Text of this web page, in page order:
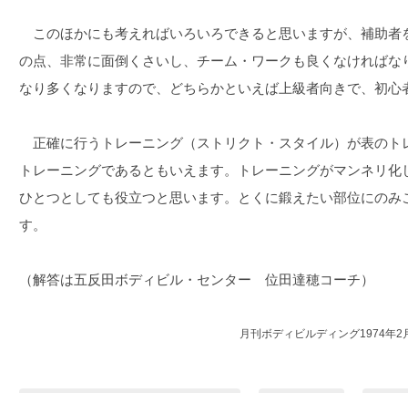
このほかにも考えればいろいろできると思いますが、補助者
の点、非常に面倒くさいし、チーム・ワークも良くなければ
なり多くなりますので、どちらかといえば上級者向きで、初
正確に行うトレーニング（ストリクト・スタイル）が表のト
トレーニングであるともいえます。トレーニングがマンネリ
ひとつとしても役立つと思います。とくに鍛えたい部位にの
す。
（解答は五反田ボディビル・センター 位田達穂コーチ）
月刊ボディビルディング1974年2